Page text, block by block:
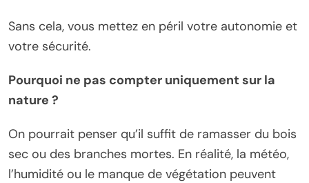
Sans cela, vous mettez en péril votre autonomie et
votre sécurité.
Pourquoi ne pas compter uniquement sur la
nature ?
On pourrait penser qu’il suffit de ramasser du bois
sec ou des branches mortes. En réalité, la météo,
l’humidité ou le manque de végétation peuvent